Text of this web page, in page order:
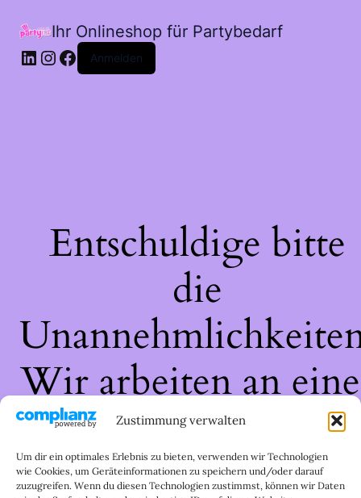
Zustimmung verwalten
Um dir ein optimales Erlebnis zu bieten, verwenden wir Technologien
wie Cookies, um Geräteinformationen zu speichern und/oder darauf
zuzugreifen. Wenn du diesen Technologien zustimmst, können wir Daten
Ihr Onlineshop für Partybedarf
LinkedIn
Instagram
Facebook
Anmelden
Entschuldige bitte
die
Wir arbeiten an
großartigen Sache
schau bald wieder